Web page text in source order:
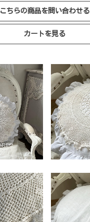
こちらの商品を問い合わせる
カートを見る